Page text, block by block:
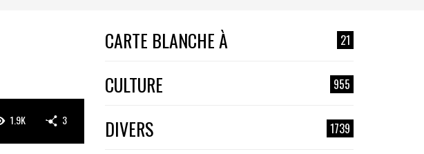
1.9K 3
CARTE BLANCHE À 21
CULTURE 955
DIVERS 1739